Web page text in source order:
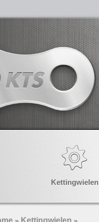
Kettingwielen
Kettingwielen